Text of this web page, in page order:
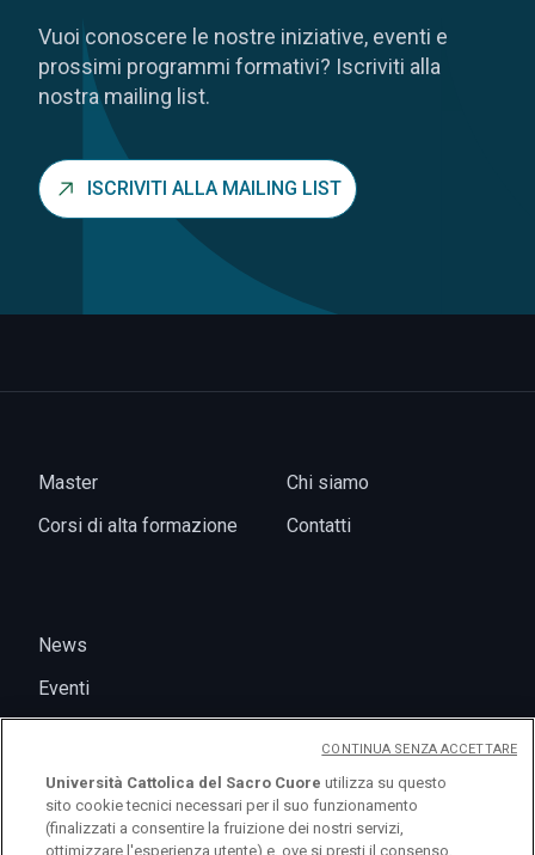
Vuoi conoscere le nostre iniziative, eventi e
prossimi programmi formativi? Iscriviti alla
nostra mailing list.
ISCRIVITI ALLA MAILING LIST
Master
Corsi di alta formazione
Chi siamo
Contatti
News
Eventi
Università Cattolica del Sacro Cuore utilizza su questo
sito cookie tecnici necessari per il suo funzionamento
(finalizzati a consentire la fruizione dei nostri servizi,
ottimizzare l'esperienza utente) e, ove si presti il consenso,
CONTINUA SENZA ACCETTARE